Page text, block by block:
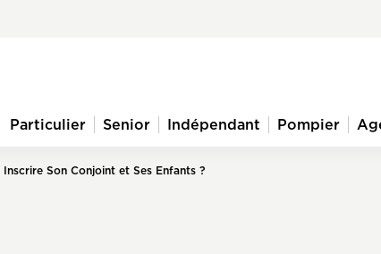
Navigation
Particulier Senior Indépendant Pompier
Son Conjoint et Ses Enfants ?